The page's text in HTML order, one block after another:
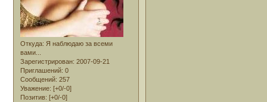
Откуда: Я наблюдаю за всеми
вами...
Зарегистрирован: 2007-09-21
Приглашений: 0
Сообщений: 257
Уважение: [+0/-0]
Позитив: [+0/-0]